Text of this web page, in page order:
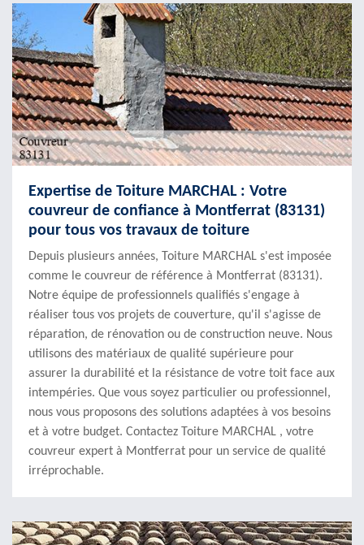
Expertise de Toiture MARCHAL : Votre
couvreur de confiance à Montferrat (83131)
pour tous vos travaux de toiture
Depuis plusieurs années, Toiture MARCHAL s'est imposée
comme le couvreur de référence à Montferrat (83131).
Notre équipe de professionnels qualifiés s'engage à
réaliser tous vos projets de couverture, qu'il s'agisse de
réparation, de rénovation ou de construction neuve. Nous
utilisons des matériaux de qualité supérieure pour
assurer la durabilité et la résistance de votre toit face aux
intempéries. Que vous soyez particulier ou professionnel,
nous vous proposons des solutions adaptées à vos besoins
et à votre budget. Contactez Toiture MARCHAL , votre
couvreur expert à Montferrat pour un service de qualité
irréprochable.